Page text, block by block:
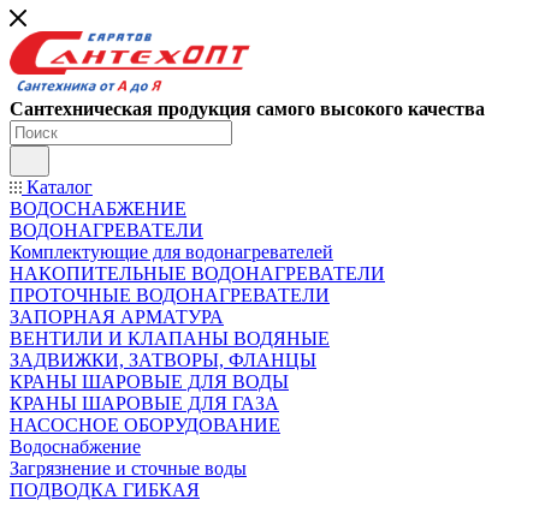
Сантехническая продукция самого высокого качества
Каталог
ВОДОСНАБЖЕНИЕ
ВОДОНАГРЕВАТЕЛИ
Комплектующие для водонагревателей
НАКОПИТЕЛЬНЫЕ ВОДОНАГРЕВАТЕЛИ
ПРОТОЧНЫЕ ВОДОНАГРЕВАТЕЛИ
ЗАПОРНАЯ АРМАТУРА
ВЕНТИЛИ И КЛАПАНЫ ВОДЯНЫЕ
ЗАДВИЖКИ, ЗАТВОРЫ, ФЛАНЦЫ
КРАНЫ ШАРОВЫЕ ДЛЯ ВОДЫ
КРАНЫ ШАРОВЫЕ ДЛЯ ГАЗА
НАСОСНОЕ ОБОРУДОВАНИЕ
Водоснабжение
Загрязнение и сточные воды
ПОДВОДКА ГИБКАЯ